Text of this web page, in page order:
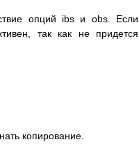
опций ibs и obs. Если
так как не придется
копирование.